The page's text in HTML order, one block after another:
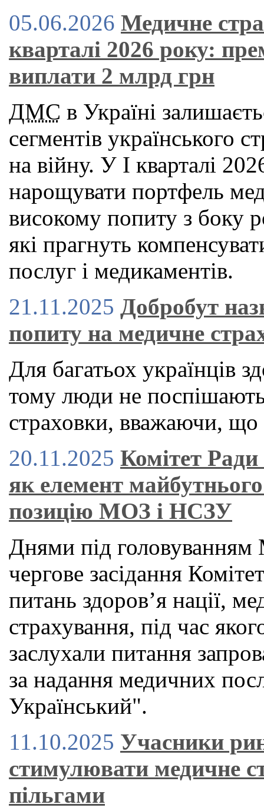
05.06.2026 Медичне
кварталі 2026 року:
виплати 2 млрд грн
ДМС в Україні
сегментів українського
на війну. У І кварталі
нарощувати портфель
високому попиту з боку
які прагнуть
послуг і медикаментів.
21.11.2025 Добробут
попиту на медичне
Для багатьох українців
тому люди не
страховки, вважаючи, що
20.11.2025 Комітет Ради
як елемент
позицію МОЗ і НСЗУ
Днями під головуванням
чергове засідання
питань здоров’я нації,
страхування, під час
заслухали питання
за надання медичних
Український".
11.10.2025 Учасники
стимулювати медичне
пільгами